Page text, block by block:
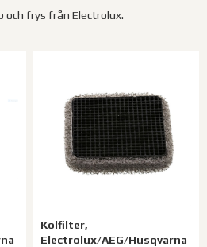
frys från Electrolux.
Kolfilter,
Electrolux/AEG/Husqvarna